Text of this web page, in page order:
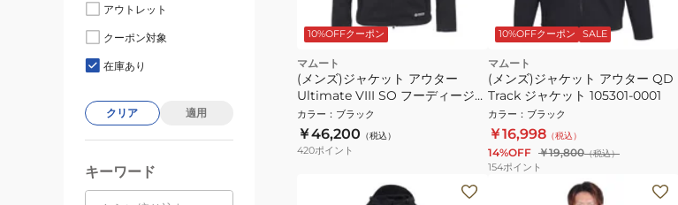
10%OFFクーポン
マムート
(メンズ)ジャケット アウター
Ultimate VIII SO フーディージャ
ケット 1011-03060-0001
カラー ： ブラック
￥46,200 （税込）
420ポイント
10%OFFクーポン SALE
マムート
(メンズ)ジャケット アウター QD
Track ジャケット 105301-0001
カラー ： ブラック
￥16,998 （税込）
14%OFF ￥19,800（税込）
154ポイント
アウトレット
クーポン対象
在庫あり
クリア 適用
キーワード